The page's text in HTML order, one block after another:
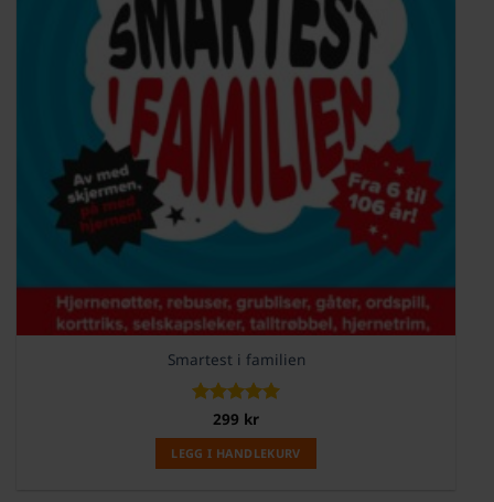
Smartest i familien
Vurdert5
av 5
299 kr
LEGG I HANDLEKURV